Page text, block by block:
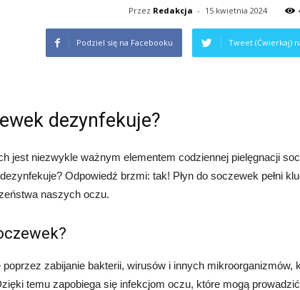
Przez Redakcja - 15 kwietnia 2024
Podziel się na Facebooku Tweet (Ćwierkaj)
dezynfekuje?
jest niezwykle ważnym elementem codziennej pielęgnacji
Odpowiedź brzmi: tak! Płyn do soczewek pełni
naszych oczu.
zabijanie bakterii, wirusów i innych mikroorganizmów,
temu zapobiega się infekcjom oczu, które mogą